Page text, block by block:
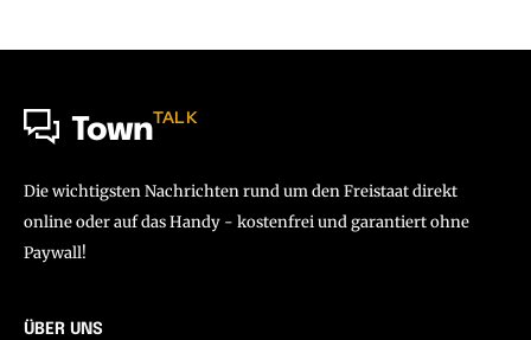
TownTALK
Die wichtigsten Nachrichten rund um den Freistaat direkt
online oder auf das Handy - kostenfrei und garantiert ohne
Paywall!
ÜBER UNS